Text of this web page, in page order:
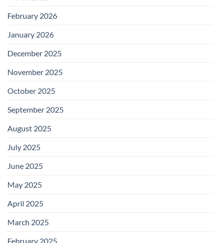
February 2026
January 2026
December 2025
November 2025
October 2025
September 2025
August 2025
July 2025
June 2025
May 2025
April 2025
March 2025
February 2025